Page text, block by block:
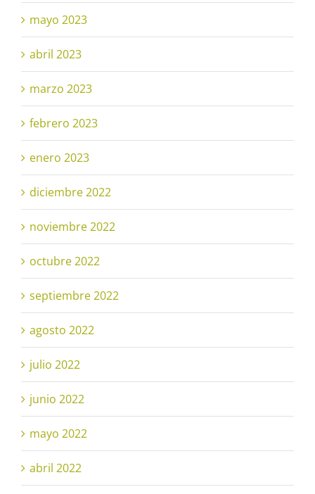
mayo 2023
abril 2023
marzo 2023
febrero 2023
enero 2023
diciembre 2022
noviembre 2022
octubre 2022
septiembre 2022
agosto 2022
julio 2022
junio 2022
mayo 2022
abril 2022